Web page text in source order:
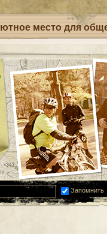
место для
Запомнить